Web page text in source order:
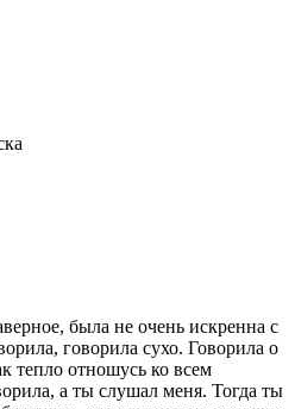
была не очень искренна с
говорила сухо. Говорила о
тепло отношусь ко всем
а ты слушал меня. Тогда ты